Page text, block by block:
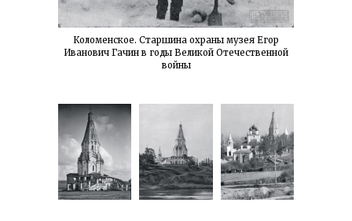
Коломенское. Старшина охраны музея Егор
Иванович Гачин в годы Великой Отечественной
войны